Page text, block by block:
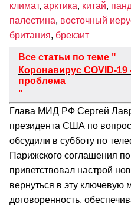
климат, арктика, китай,
палестина, восточный
британия, брекзит
Все статьи по теме "
Коронавирус COVID-
проблема
"
Глава МИД РФ Сергей
президента США по
обсудили в субботу по
Парижского соглашения
приветствовал настрой
вернуться в эту ключевую
договоренность,